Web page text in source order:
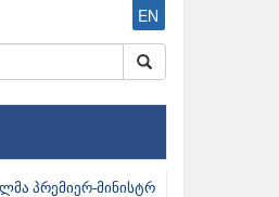
EN
პრემიერ-მინისტრ